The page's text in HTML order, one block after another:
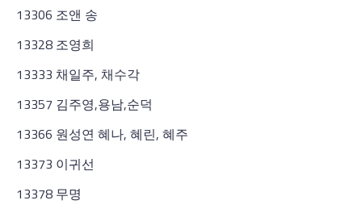
13306 조앤 송
13328 조영희
13333 채일주, 채수각
13357 김주영,용남,순덕
13366 원성연 혜나, 혜린, 혜주
13373 이귀선
13378 무명